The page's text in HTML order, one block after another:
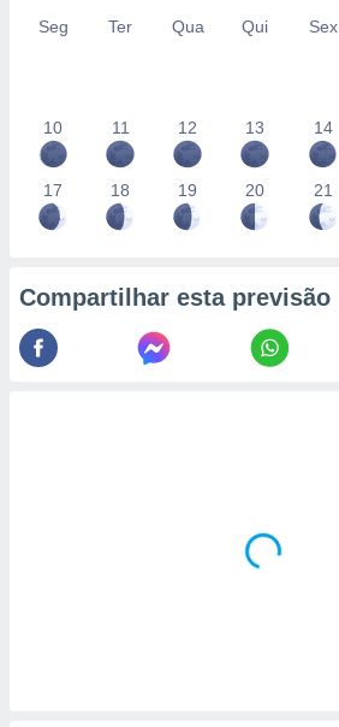
Seg Ter Qua Qui Sex
10 11 12 13 14
17 18 19 20 21
Compartilhar esta previsão